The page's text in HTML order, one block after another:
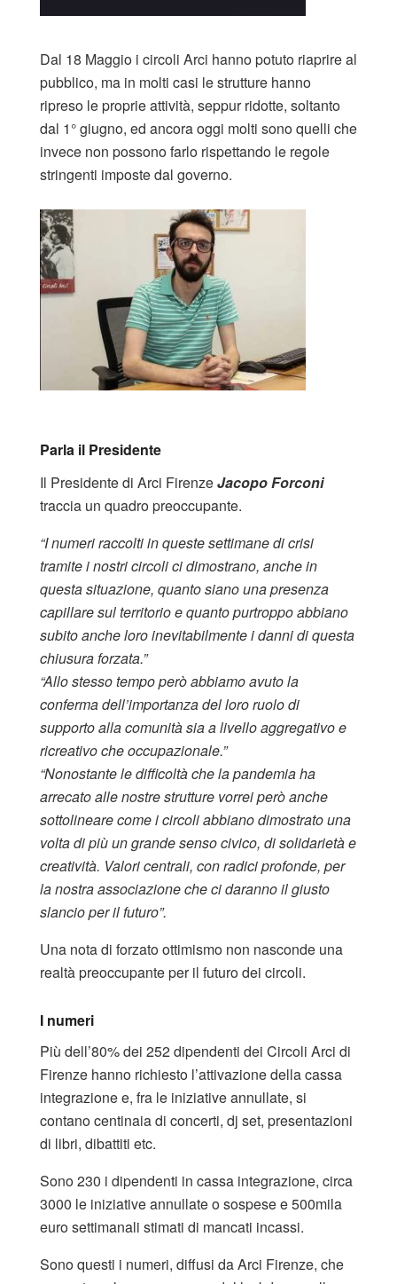
Dal 18 Maggio i circoli Arci hanno potuto riaprire al
pubblico, ma in molti casi le strutture hanno
ripreso le proprie attività, seppur ridotte, soltanto
dal 1° giugno, ed ancora oggi molti sono quelli che
invece non possono farlo rispettando le regole
stringenti imposte dal governo.
Parla il Presidente
Il Presidente di Arci FirenzeJacopo Forconi
traccia un quadro preoccupante.
“I numeri raccolti in queste settimane di crisi
tramite i nostri circoli ci dimostrano, anche in
questa situazione, quanto siano una presenza
capillare sul territorio e quanto purtroppo abbiano
subito anche loro inevitabilmente i danni di questa
chiusura forzata.”
“Allo stesso tempo però abbiamo avuto la
conferma dell’importanza del loro ruolo di
supporto alla comunità sia a livello aggregativo e
ricreativo che occupazionale.”
“Nonostante le difficoltà che la pandemia ha
arrecato alle nostre strutture vorrei però anche
sottolineare come i circoli abbiano dimostrato una
volta di più un grande senso civico, di solidarietà e
creatività. Valori centrali, con radici profonde, per
la nostra associazione che ci daranno il giusto
slancio per il futuro”.
Una nota di forzato ottimismo non nasconde una
realtà preoccupante per il futuro dei circoli.
I numeri
Più dell’80% dei 252 dipendenti dei Circoli Arci di
Firenze hanno richiesto l’attivazione della cassa
integrazione e, fra le iniziative annullate, si
contano centinaia di concerti, dj set, presentazioni
di libri, dibattiti etc.
Sono 230 i dipendenti in cassa integrazione, circa
3000 le iniziative annullate o sospese e 500mila
euro settimanali stimati di mancati incassi.
Sono questi i numeri, diffusi da Arci Firenze, che